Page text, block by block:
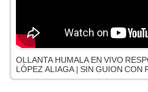
OLLANTA HUMALA EN VIVO
LÓPEZ ALIAGA | SIN GUION CON